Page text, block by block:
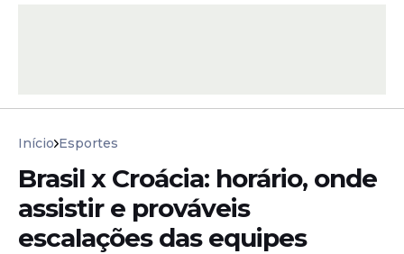
Início Esportes
Brasil x Croácia: horário, onde
assistir e prováveis
escalações das equipes